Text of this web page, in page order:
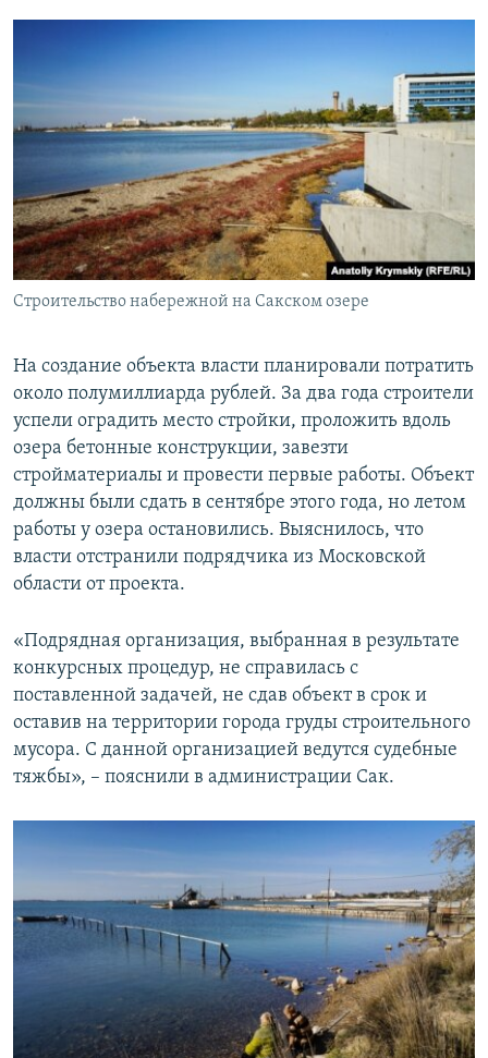
Строительство набережной на Сакском озере
На создание объекта власти планировали потратить
около полумиллиарда рублей. За два года строители
успели оградить место стройки, проложить вдоль
озера бетонные конструкции, завезти
стройматериалы и провести первые работы. Объект
должны были сдать в сентябре этого года, но летом
работы у озера остановились. Выяснилось, что
власти отстранили подрядчика из Московской
области от проекта.
«Подрядная организация, выбранная в результате
конкурсных процедур, не справилась с
поставленной задачей, не сдав объект в срок и
оставив на территории города груды строительного
мусора. С данной организацией ведутся судебные
тяжбы», – пояснили в администрации Сак.